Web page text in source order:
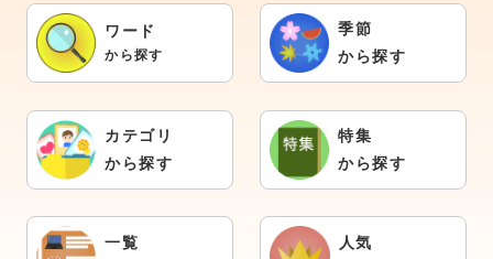
ワード
から探す
季節
から探す
カテゴリ
から探す
特集
から探す
一覧
人気